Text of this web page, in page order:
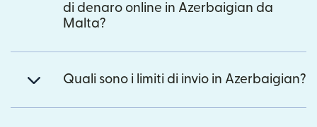
di denaro online in Azerbaigian da
Malta?
Quali sono i limiti di invio in Azerbaigian?